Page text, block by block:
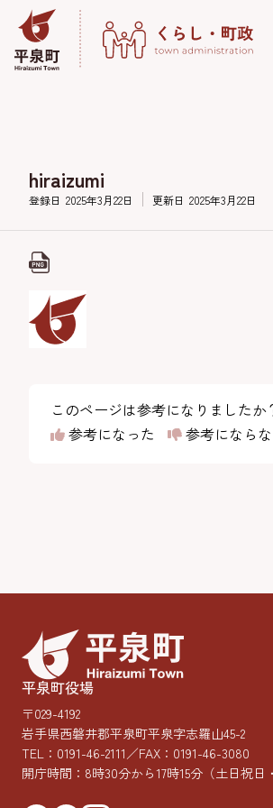
hiraizumi
登録日 2025年3月22日 更新日 2025年3月22日
このページは参考になりましたか
参考になった
参考になら
平泉町役場
〒029-4192
岩手県西磐井郡平泉町平泉字志羅山45-2
TEL： 0191-46-2111／FAX：0191-46-3080
開庁時間：8時30分から17時15分 （土日祝日